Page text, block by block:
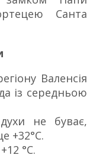
Санта
Валенсія
із середньою
не буває,
+32°С.
°С.